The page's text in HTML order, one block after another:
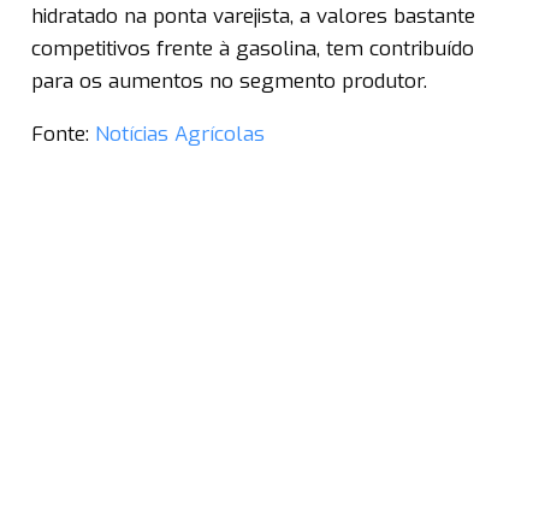
hidratado na ponta varejista, a valores bastante
competitivos frente à gasolina, tem contribuído
para os aumentos no segmento produtor.
Fonte: Notícias Agrícolas